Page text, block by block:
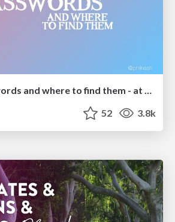
Fantastic passwords and where to find them - at NoRuKo
52 3.8k